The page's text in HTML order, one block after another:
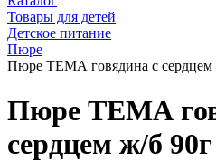
Товары для детей
Детское питание
Пюре
Пюре ТЕМА говядина с сердцем
Пюре ТЕМА
сердцем ж/б 90г